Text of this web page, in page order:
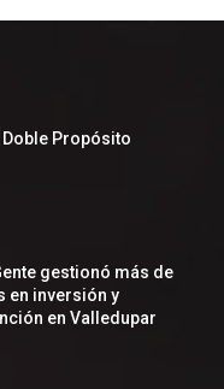
Propósito
gestionó más de
en inversión y
en Valledupar